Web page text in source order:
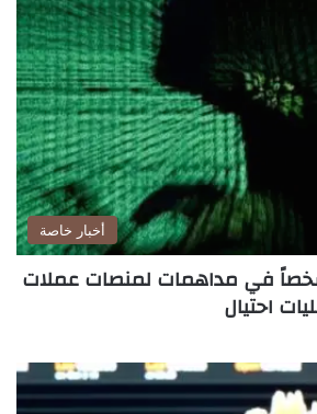
أخبار خاصة
تعتقل 20 شخصاً في مداهمات لمنصات عملات
احتيال